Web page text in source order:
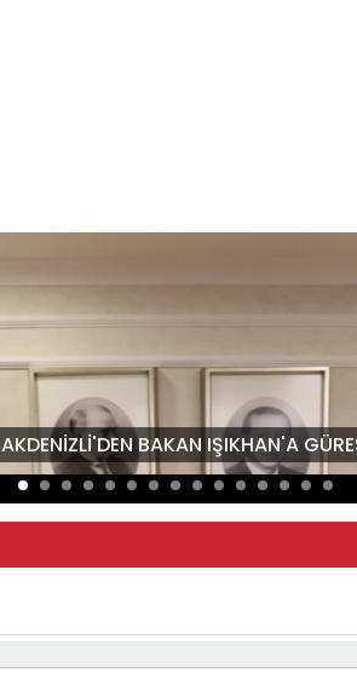
BAKAN IŞIKHAN'A